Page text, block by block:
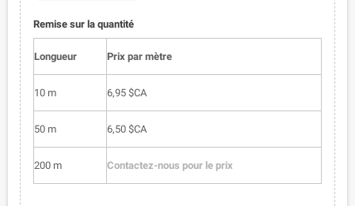
Remise sur la quantité
Longueur Prix par mètre
10 m 6,95 $CA
50 m 6,50 $CA
200 m Contactez-nous pour le prix